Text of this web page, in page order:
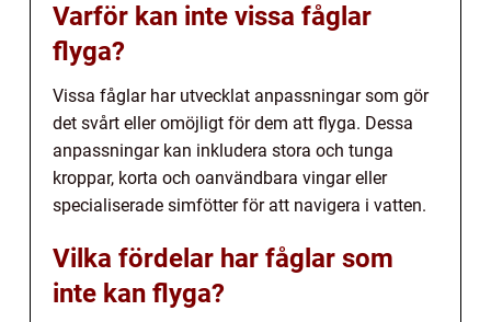
Varför kan inte vissa fåglar
flyga?
Vissa fåglar har utvecklat anpassningar som gör
det svårt eller omöjligt för dem att flyga. Dessa
anpassningar kan inkludera stora och tunga
kroppar, korta och oanvändbara vingar eller
specialiserade simfötter för att navigera i vatten.
Vilka fördelar har fåglar som
inte kan flyga?